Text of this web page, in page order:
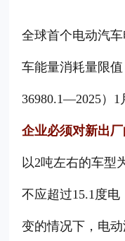
全球首个电动汽
车能量消耗量限
36980.1—2025）
企业必须对新出
以2吨左右的车型
不应超过15.1度
变的情况下，电